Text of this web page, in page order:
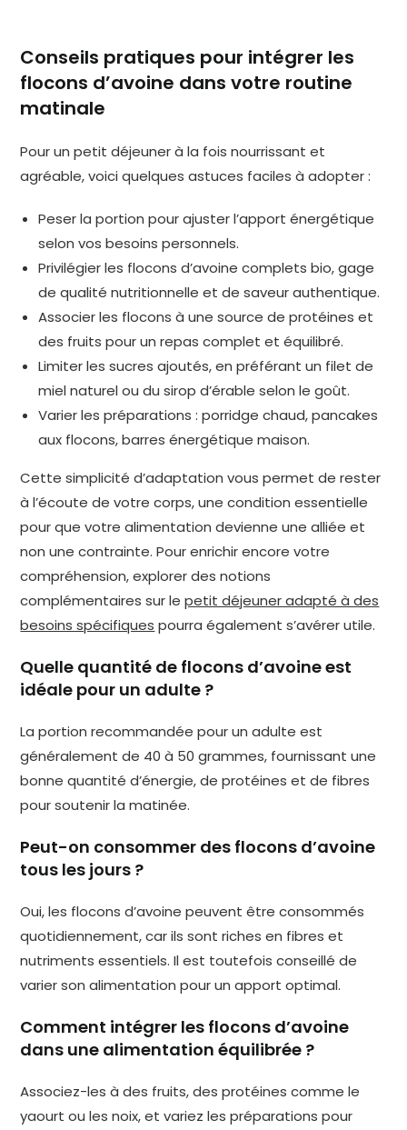
Conseils pratiques pour intégrer les
flocons d’avoine dans votre routine
matinale
Pour un petit déjeuner à la fois nourrissant et
agréable, voici quelques astuces faciles à adopter :
Peser la portion pour ajuster l’apport énergétique
selon vos besoins personnels.
Privilégier les flocons d’avoine complets bio, gage
de qualité nutritionnelle et de saveur authentique.
Associer les flocons à une source de protéines et
des fruits pour un repas complet et équilibré.
Limiter les sucres ajoutés, en préférant un filet de
miel naturel ou du sirop d’érable selon le goût.
Varier les préparations : porridge chaud, pancakes
aux flocons, barres énergétique maison.
Cette simplicité d’adaptation vous permet de rester
à l’écoute de votre corps, une condition essentielle
pour que votre alimentation devienne une alliée et
non une contrainte. Pour enrichir encore votre
compréhension, explorer des notions
complémentaires sur lepetit déjeuner adapté à des
besoins spécifiques pourra également s’avérer utile.
Quelle quantité de flocons d’avoine est
idéale pour un adulte ?
La portion recommandée pour un adulte est
généralement de 40 à 50 grammes, fournissant une
bonne quantité d’énergie, de protéines et de fibres
pour soutenir la matinée.
Peut-on consommer des flocons d’avoine
tous les jours ?
Oui, les flocons d’avoine peuvent être consommés
quotidiennement, car ils sont riches en fibres et
nutriments essentiels. Il est toutefois conseillé de
varier son alimentation pour un apport optimal.
Comment intégrer les flocons d’avoine
dans une alimentation équilibrée ?
Associez-les à des fruits, des protéines comme le
yaourt ou les noix, et variez les préparations pour